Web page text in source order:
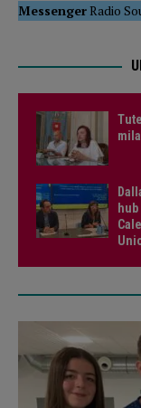
MessengerRadio